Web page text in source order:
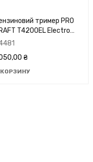
тример PRO
T4200EL Electro
₴